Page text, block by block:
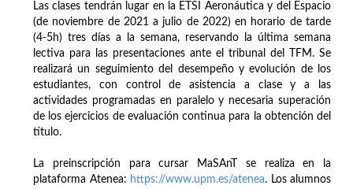
Las clases tendrán lugar en la ETSI Aeronáutica y del Espacio
(de noviembre de 2021 a julio de 2022) en horario de tarde
(4-5h) tres días a la semana, reservando la última semana
lectiva para las presentaciones ante el tribunal del TFM. Se
realizará un seguimiento del desempeño y evolución de los
estudiantes, con control de asistencia a clase y a las
actividades programadas en paralelo y necesaria superación
de los ejercicios de evaluación continua para la obtención del
título.
La preinscripción para cursar MaSAnT se realiza en la
plataforma Atenea: https://www.upm.es/atenea. Los alumnos